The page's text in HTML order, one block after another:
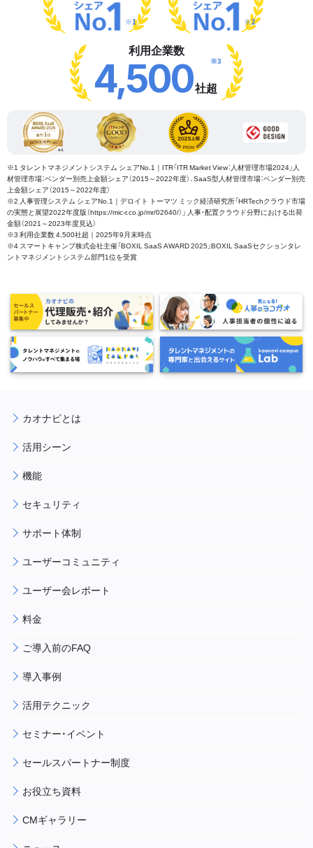
※1 ※2
利用企業数
4,500社超
※3
※1 タレントマネジメントシステム シェアNo.1｜ITR「ITR Market View：人材管理市場2024」人
材管理市場：ベンダー別売上金額シェア（2015～2022年度）、SaaS型人材管理市場：ベンダー別売
上金額シェア（2015～2022年度）
※2 人事管理システム シェアNo.1｜デロイト トーマツ ミック経済研究所「HRTechクラウド市場
の実態と展望2022年度版（https://mic-r.co.jp/mr/02640/）」 人事・配置クラウド分野における出荷
金額（2021～2023年度見込）
※3 利用企業数 4,500社超｜2025年9月末時点
※4 スマートキャンプ株式会社主催「BOXIL SaaS AWARD 2025」BOXIL SaaSセクションタレ
ントマネジメントシステム部門1位を受賞
カオナビとは
活用シーン
機能
セキュリティ
サポート体制
ユーザーコミュニティ
ユーザー会レポート
料金
ご導入前のFAQ
導入事例
活用テクニック
セミナー・イベント
セールスパートナー制度
お役立ち資料
CMギャラリー